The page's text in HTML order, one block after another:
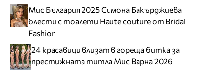
Мис България 2025 Симона Бакърджиева
блести с тоалети Haute couture от Bridal
Fashion
24 красавици влизат в гореща битка за
престижната титла Мис Варна 2026